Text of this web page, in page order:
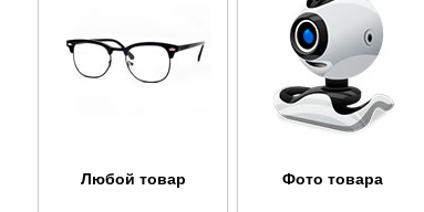
Любой товар Фото товара